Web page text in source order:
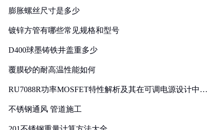
膨胀螺丝尺寸是多少
镀锌方管有哪些常见规格和型号
D400球墨铸铁井盖重多少
覆膜砂的耐高温性能如何
RU7088R功率MOSFET特性解析及其在可调电源设计中的
不锈钢通风 管道施工